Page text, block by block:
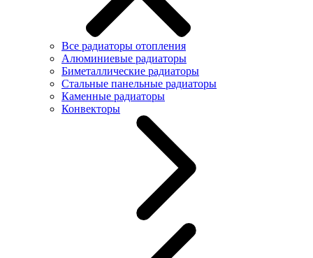
Все радиаторы отопления
Алюминиевые радиаторы
Биметаллические радиаторы
Стальные панельные радиаторы
Каменные радиаторы
Конвекторы